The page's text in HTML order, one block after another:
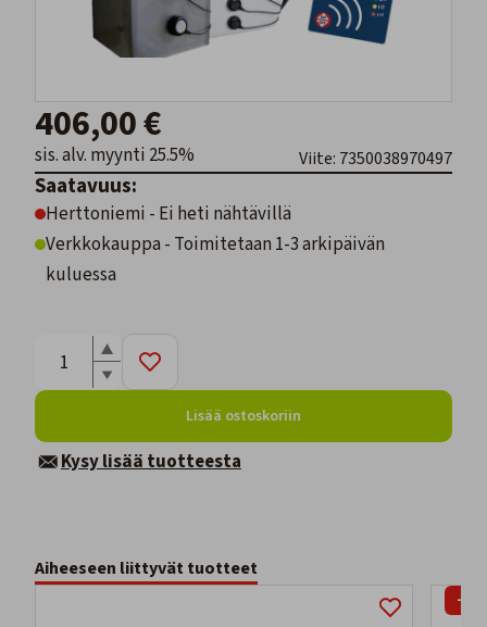
406,00 €
sis. alv. myynti 25.5% Viite: 7350038970497
Saatavuus:
Herttoniemi - Ei heti nähtävillä
Verkkokauppa - Toimitetaan 1-3 arkipäivän
kuluessa
Lisää ostoskoriin
Kysy lisää tuotteesta
Aiheeseen liittyvät tuotteet
-